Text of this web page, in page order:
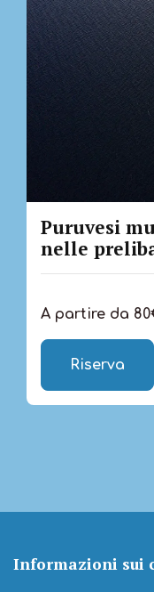
Puruvesi
nelle
A partire da
Riserva
Informazioni sui